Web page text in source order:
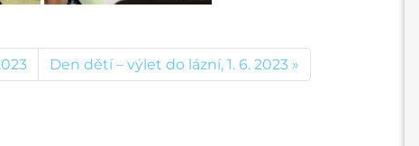
Den dětí – výlet do lázní, 1. 6. 2023